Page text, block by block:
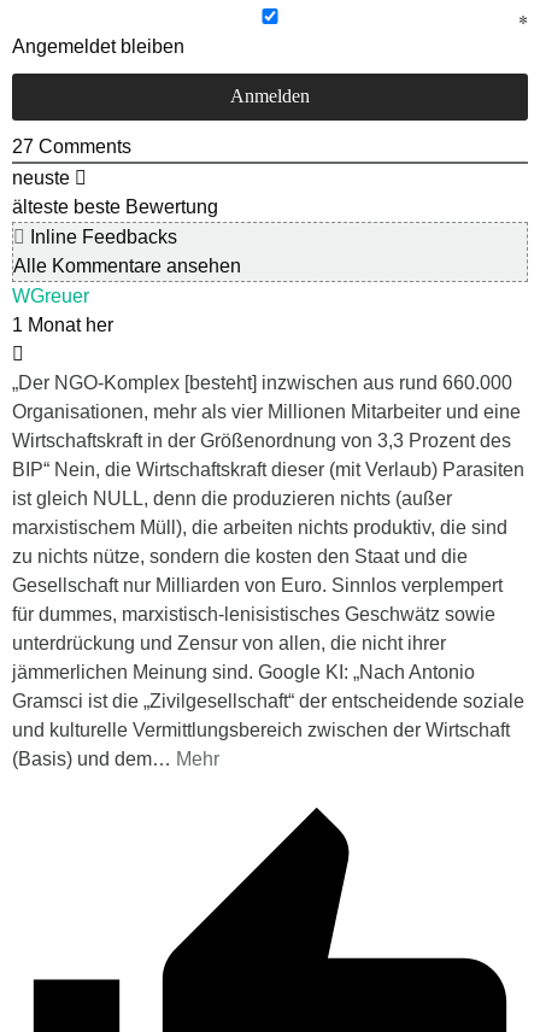
Angemeldet bleiben
27 Comments
neuste
älteste beste Bewertung
Inline Feedbacks
Alle Kommentare ansehen
WGreuer
1 Monat her
„Der NGO-Komplex [besteht] inzwischen aus rund 660.000
Organisationen, mehr als vier Millionen Mitarbeiter und eine
Wirtschaftskraft in der Größenordnung von 3,3 Prozent des
BIP“ Nein, die Wirtschaftskraft dieser (mit Verlaub) Parasiten
ist gleich NULL, denn die produzieren nichts (außer
marxistischem Müll), die arbeiten nichts produktiv, die sind
zu nichts nütze, sondern die kosten den Staat und die
Gesellschaft nur Milliarden von Euro. Sinnlos verplempert
für dummes, marxistisch-lenisistisches Geschwätz sowie
unterdrückung und Zensur von allen, die nicht ihrer
jämmerlichen Meinung sind. Google KI: „Nach Antonio
Gramsci ist die „Zivilgesellschaft“ der entscheidende soziale
und kulturelle Vermittlungsbereich zwischen der Wirtschaft
(Basis) und dem… Mehr